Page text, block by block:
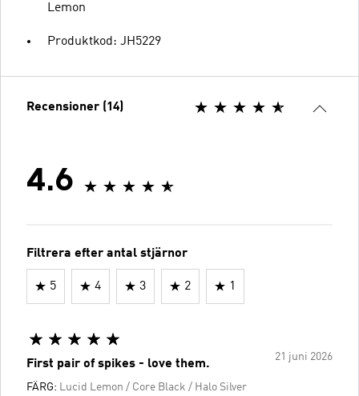
Lemon
Produktkod: JH5229
Recensioner (14)
4.6
Filtrera efter antal stjärnor
5 4 3 2 1
21 juni 2026
First pair of spikes - love them.
FÄRG: Lucid Lemon / Core Black / Halo Silver